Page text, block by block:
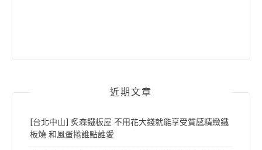
近期文章
[台北中山] 炙森鐵板屋 不用花大錢就能享受質感精緻鐵
板燒 和風蛋捲誰點誰愛